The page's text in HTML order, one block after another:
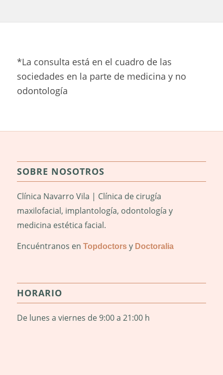
*La consulta está en el cuadro de las
sociedades en la parte de medicina y no
odontología
SOBRE NOSOTROS
Clínica Navarro Vila | Clínica de cirugía
maxilofacial, implantología, odontología y
medicina estética facial.
Encuéntranos en Topdoctorsy Doctoralia
HORARIO
De lunes a viernes de 9:00 a 21:00 h